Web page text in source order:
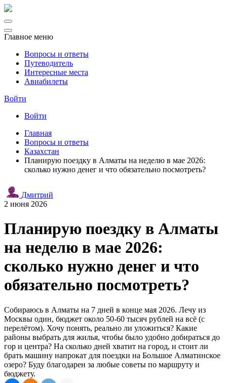
Главное меню
Вопросы и ответы
Путеводитель
Интересные места
Авиабилеты
Войти
Войти
Главная
Вопросы и ответы
Казахстан
Планирую поездку в Алматы на неделю в мае 2026:
сколько нужно денег и что обязательно посмотреть?
Дмитрий
2 июня 2026
Планирую поездку в Алматы
на неделю в мае 2026:
сколько нужно денег и что
обязательно посмотреть?
Собираюсь в Алматы на 7 дней в конце мая 2026. Лечу из
Москвы один, бюджет около 50-60 тысяч рублей на всё (с
перелётом). Хочу понять, реально ли уложиться? Какие
районы выбрать для жилья, чтобы было удобно добираться до
гор и центра? На сколько дней хватит на город, и стоит ли
брать машину напрокат для поездки на Большое Алматинское
озеро? Буду благодарен за любые советы по маршруту и
бюджету.